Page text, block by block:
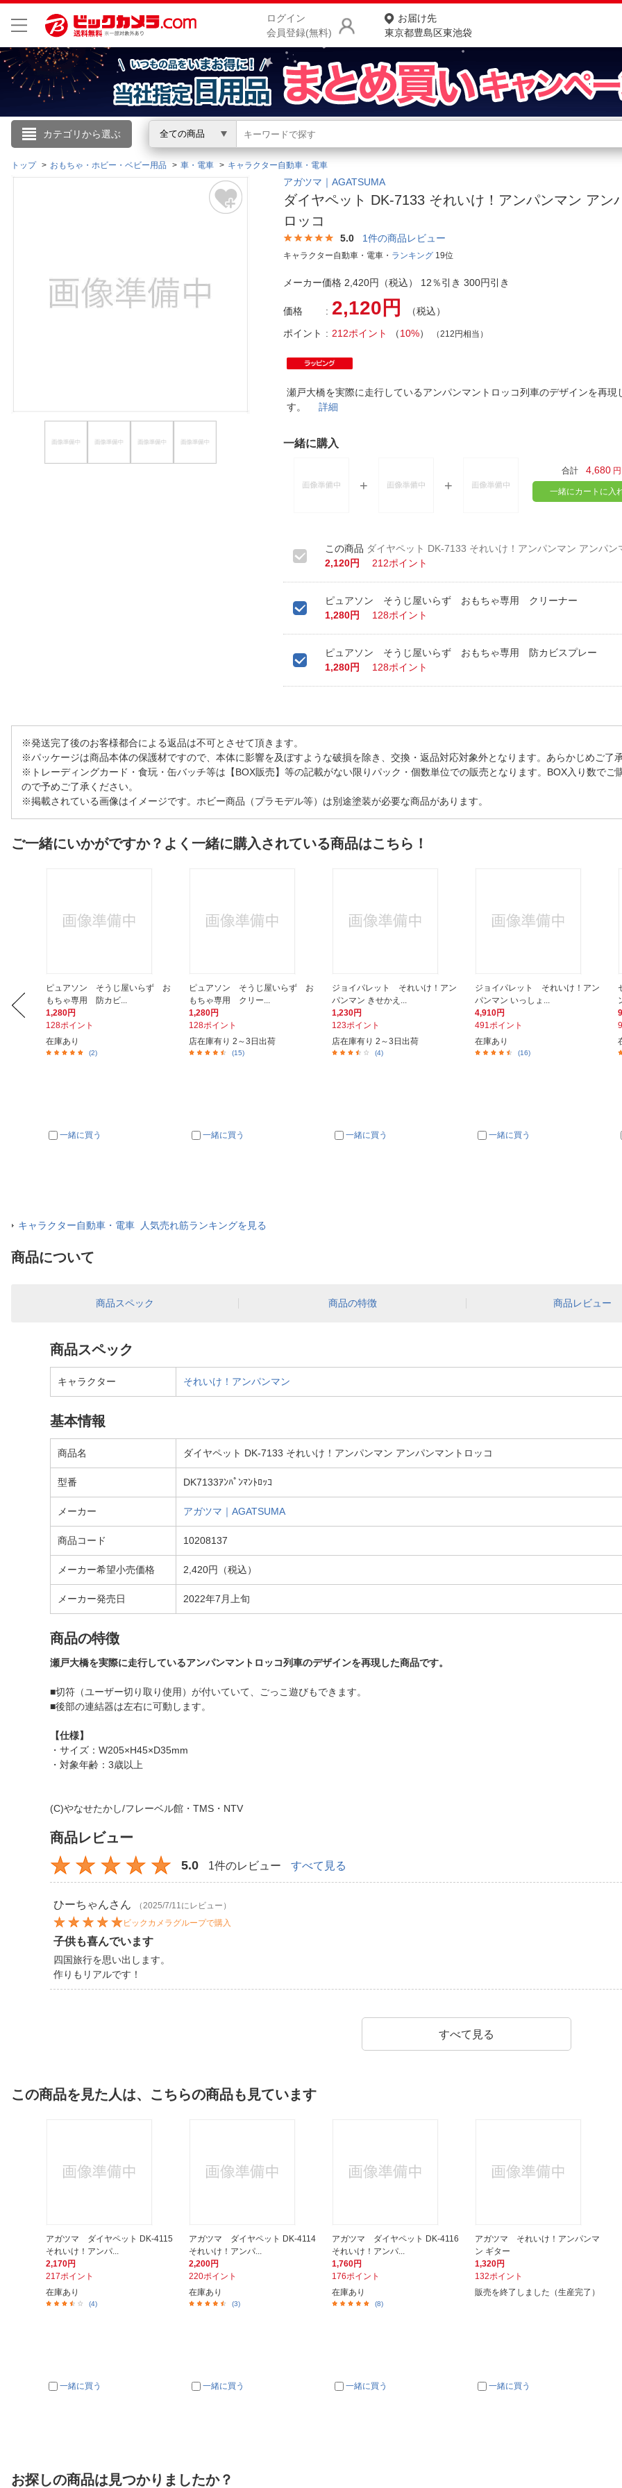
ログイン
会員登録(無料)
お届け先
東京都豊島区東池袋
カテゴリから選ぶ 全ての商品
こんにちは
ログイン
閲覧履歴
商品をさがす
ランキングからさがす
カテゴリ一覧からさがす
お客様サポート
よくある質問・お問合せ
トップ おもちゃ・ホビー・ベビー用品 車・電車 キャラクター自動車・電車
アガツマ｜AGATSUMA
ダイヤペット DK-7133 それいけ！アンパンマン アン
ロッコ
5.0 1件の商品レビュー
キャラクター自動車・電車・ ランキング 19位
メーカー価格 2,420円（税込） 12％引き 300円引き
価格 2,120円
（税込）
ポイント
212ポイント （10%） （212円相当）
瀬戸大橋を実際に走行しているアンパンマントロッコ列車のデザインを再現
す。詳細
一緒に購入
合計 4,680 円
一緒にカートに入
ダイヤペット DK-7133 それいけ！アンパンマン アンパン
2,120円
212ポイント
ピュアソン そうじ屋いらず おもちゃ専用 クリーナー
1,280円
128ポイント
ピュアソン そうじ屋いらず おもちゃ専用 防カビスプレー
1,280円
128ポイント
※発送完了後のお客様都合による返品は不可とさせて頂きます。
※パッケージは商品本体の保護材ですので、本体に影響を及ぼすような破損を除き、交換・返品対応対象外となります。あらかじめご了承
※トレーディングカード・食玩・缶バッチ等は【BOX販売】等の記載がない限りパック・個数単位での販売となります。BOX入り数で
ので予めご了承ください。
※掲載されている画像はイメージです。ホビー商品（プラモデル等）は別途塗装が必要な商品があります。
ご一緒にいかがですか？よく一緒に購入されている商品はこちら！
ピュアソン そうじ屋いらず お
もちゃ専用 防カビ...
1,280円
128ポイント
在庫あり
(2)
一緒に買う
ピュアソン そうじ屋いらず お
もちゃ専用 クリー...
1,280円
128ポイント
店在庫有り 2～3日出荷
(15)
一緒に買う
ジョイパレット それいけ！アン
パンマン きせかえ...
1,230円
123ポイント
店在庫有り 2～3日出荷
(4)
一緒に買う
ジョイパレット それいけ！アン
パンマン いっしょ...
4,910円
491ポイント
在庫あり
(16)
一緒に買う
キャラクター自動車・電車 人気売れ筋ランキングを見る
商品について
商品スペック 商品の特徴 商品レビュー
商品スペック
キャラクター それいけ！アンパンマン
基本情報
商品名 ダイヤペット DK-7133 それいけ！アンパンマン アンパンマントロッコ
型番 DK7133ｱﾝﾊﾟﾝﾏﾝﾄﾛｯｺ
メーカー アガツマ｜AGATSUMA
商品コード 10208137
メーカー希望小売価格 2,420円（税込）
メーカー発売日 2022年7月上旬
商品の特徴
瀬戸大橋を実際に走行しているアンパンマントロッコ列車のデザインを再現した商品です。
■切符（ユーザー切り取り使用）が付いていて、ごっこ遊びもできます。
■後部の連結器は左右に可動します。
【仕様】
・サイズ：W205×H45×D35mm
・対象年齢：3歳以上
(C)やなせたかし/フレーベル館・TMS・NTV
商品レビュー
5.0 1件のレビュー すべて見る
ひーちゃんさん
（2025/7/11にレビュー）
ビックカメラグループで購入
子供も喜んでいます
四国旅行を思い出します。
作りもリアルです！
すべて見る
この商品を見た人は、こちらの商品も見ています
アガツマ ダイヤペット DK-4115
それいけ！アンパ...
2,170円
217ポイント
在庫あり
(4)
一緒に買う
アガツマ ダイヤペット DK-4114
それいけ！アンパ...
2,200円
220ポイント
在庫あり
(3)
一緒に買う
アガツマ ダイヤペット DK-4116
それいけ！アンパ...
1,760円
176ポイント
在庫あり
(8)
一緒に買う
アガツマ それいけ！アンパンマ
ン ギター
1,320円
132ポイント
販売を終了しました（生産完了）
一緒に買う
お探しの商品は見つかりましたか？